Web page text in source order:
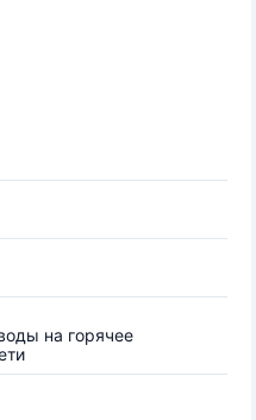
на горячее